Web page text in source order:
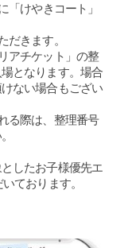
「けやきコート」
きます。
アチケット」の整
となります。場合
ない場合もござい
る際は、整理番号
したお子様優先エ
ております。